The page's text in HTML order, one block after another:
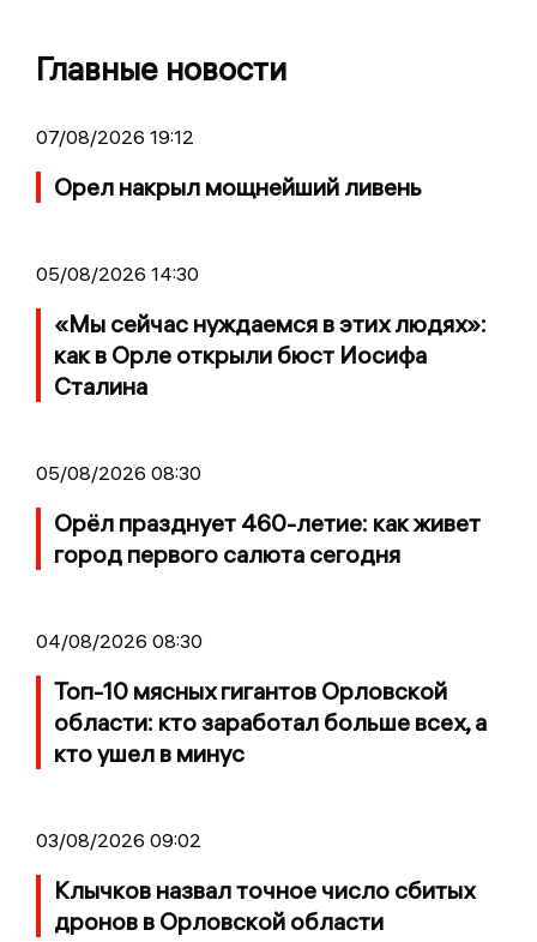
Главные новости
07/08/2026 19:12
Орел накрыл мощнейший ливень
05/08/2026 14:30
«Мы сейчас нуждаемся в этих людях»:
как в Орле открыли бюст Иосифа
Сталина
05/08/2026 08:30
Орёл празднует 460-летие: как живет
город первого салюта сегодня
04/08/2026 08:30
Топ-10 мясных гигантов Орловской
области: кто заработал больше всех, а
кто ушел в минус
03/08/2026 09:02
Клычков назвал точное число сбитых
дронов в Орловской области